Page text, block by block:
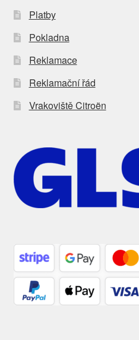
Platby
Pokladna
Reklamace
Reklamační řád
Vrakoviště Citroën